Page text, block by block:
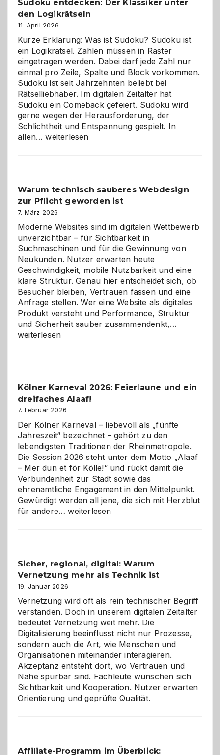
Sudoku entdecken: Der Klassiker unter
den Logikrätseln
11. April 2026
Kurze Erklärung: Was ist Sudoku? Sudoku ist
ein Logikrätsel. Zahlen müssen in Raster
eingetragen werden. Dabei darf jede Zahl nur
einmal pro Zeile, Spalte und Block vorkommen.
Sudoku ist seit Jahrzehnten beliebt bei
Rätselliebhaber. Im digitalen Zeitalter hat
Sudoku ein Comeback gefeiert. Sudoku wird
gerne wegen der Herausforderung, der
Schlichtheit und Entspannung gespielt. In
allen…Sudoku
den
Logikrätseln
weiterlesen
Warum technisch sauberes Webdesign
zur Pflicht geworden ist
7. März 2026
Moderne Websites sind im digitalen Wettbewerb
unverzichtbar – für Sichtbarkeit in
Suchmaschinen und für die Gewinnung von
Neukunden. Nutzer erwarten heute
Geschwindigkeit, mobile Nutzbarkeit und eine
klare Struktur. Genau hier entscheidet sich, ob
Besucher bleiben, Vertrauen fassen und eine
Anfrage stellen. Wer eine Website als digitales
Produkt versteht und Performance, Struktur
und Sicherheit sauber zusammendenkt,…
geworden
weiterlesen
Kölner Karneval 2026: Feierlaune und ein
dreifaches Alaaf!
7. Februar 2026
Der Kölner Karneval – liebevoll als „fünfte
Jahreszeit“ bezeichnet – gehört zu den
lebendigsten Traditionen der Rheinmetropole.
Die Session 2026 steht unter dem Motto „Alaaf
– Mer dun et för Kölle!“ und rückt damit die
Verbundenheit zur Stadt sowie das
ehrenamtliche Engagement in den Mittelpunkt.
Gewürdigt werden all jene, die sich mit Herzblut
für andere…Kölner
ein
dreifaches
Alaaf!
weiterlesen
Sicher, regional, digital: Warum
Vernetzung mehr als Technik ist
19. Januar 2026
Vernetzung wird oft als rein technischer Begriff
verstanden. Doch in unserem digitalen Zeitalter
bedeutet Vernetzung weit mehr. Die
Digitalisierung beeinflusst nicht nur Prozesse,
sondern auch die Art, wie Menschen und
Organisationen miteinander interagieren.
Akzeptanz entsteht dort, wo Vertrauen und
Nähe spürbar sind. Fachleute wünschen sich
Sichtbarkeit und Kooperation. Nutzer erwarten
Orientierung und geprüfte Qualität.
Affiliate-Programm im Überblick: